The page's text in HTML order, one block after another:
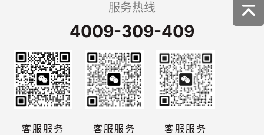
服务热线
4009-309-409
客服服务 客服服务 客服服务